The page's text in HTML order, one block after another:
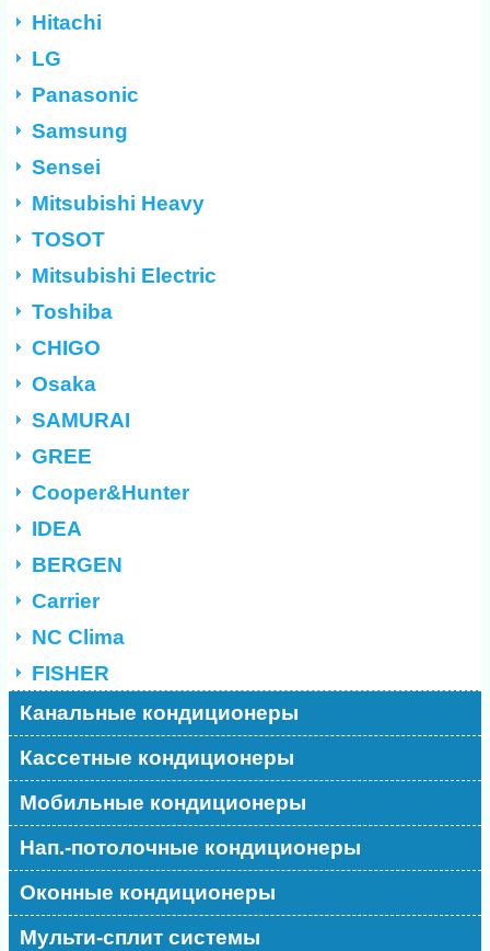
Hitachi
LG
Panasonic
Samsung
Sensei
Mitsubishi Heavy
TOSOT
Mitsubishi Electric
Toshiba
CHIGO
Osaka
SAMURAI
GREE
Cooper&Hunter
IDEA
BERGEN
Carrier
NC Clima
FISHER
Канальные кондиционеры
Кассетные кондиционеры
Мобильные кондиционеры
Нап.-потолочные кондиционеры
Оконные кондиционеры
Мульти-сплит системы